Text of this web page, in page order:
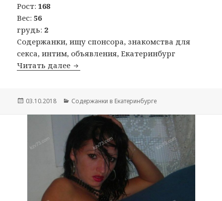
Рост:168
Вес:56
грудь: 2
Содержанки, ищу спонсора, знакомства для
секса, интим, объявления, Екатеринбург
Читать далее Содержанка Оксана
Опубликовано
03.10.2018 Рубрики
Содержанки в Екатеринбурге